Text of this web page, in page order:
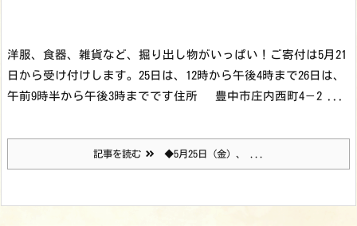
洋服、食器、雑貨など、掘り出し物がいっぱい！ ご寄付は5月21
日から受け付けします。 25日は、12時から午後4時まで26日は、
午前9時半から午後3時までです住所 豊中市庄内西町4－2 ...
記事を読む ◆5月25日（金）、 ...